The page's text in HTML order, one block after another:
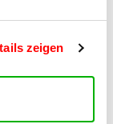
zeigen